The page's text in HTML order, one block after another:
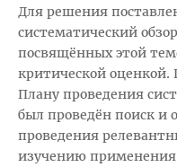
Для решения
систематический
посвящённых этой
критической оценкой.
Плану проведения
был проведён поиск
проведения
изучению